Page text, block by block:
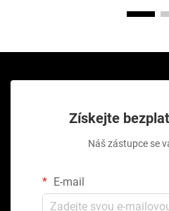
Získejte
Náš zástupce se
E-mail